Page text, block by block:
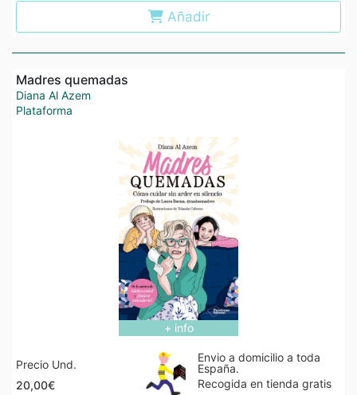
Añadir
Madres quemadas
Diana Al Azem
Plataforma
+ info
Precio Und.
20,00€
Envio a domicilio a toda
España.
Recogida en tienda gratis